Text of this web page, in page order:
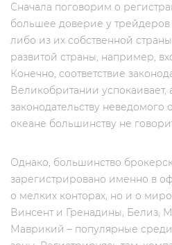
Сначала поговорим о
большее доверие у
либо из их собственной
развитой страны, например,
Конечно, соответствие
Великобритании успокаивает,
законодательству
океане большинству не
Однако, большинство
зарегистрировано именно в
о мелких конторах, но и о
Винсент и Гренадины, Белиз,
Маврикий – популярные